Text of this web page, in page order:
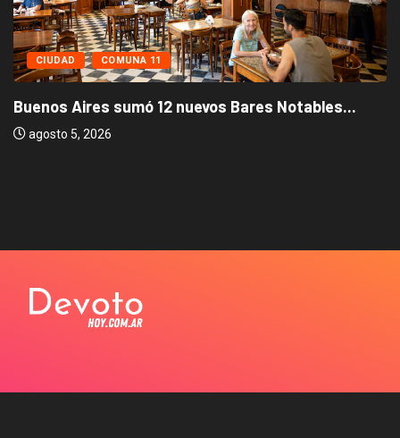
CIUDAD COMUNA 11
Buenos Aires sumó 12 nuevos Bares Notables...
agosto 5, 2026